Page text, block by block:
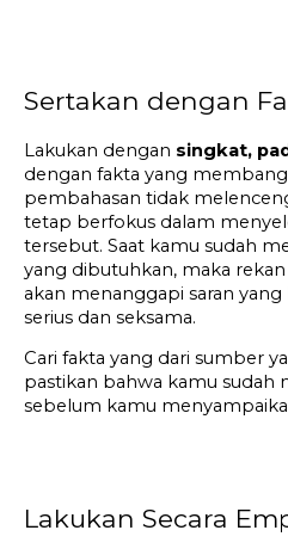
Sertakan dengan
Lakukan dengan singkat,
dengan fakta yang
pembahasan tidak
tetap berfokus dalam
tersebut. Saat kamu sudah
yang dibutuhkan, maka rekan
akan menanggapi saran
serius dan seksama.
Cari fakta yang dari sumber
pastikan bahwa kamu sudah
sebelum kamu
Lakukan Secara